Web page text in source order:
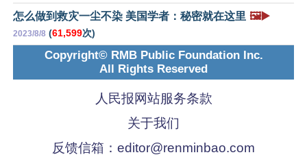
怎么做到救灾一尘不染 美国学者：秘密就在这里 🖼️▶️
2023/8/8 (61,599次)
Copyright© RMB Public Foundation Inc.
All Rights Reserved
人民报网站服务条款
关于我们
反馈信箱： editor@renminbao.com